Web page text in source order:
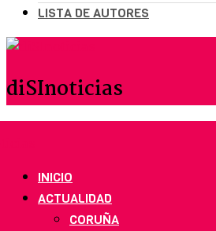
LISTA DE AUTORES
diSInoticias
INICIO
ACTUALIDAD
CORUÑA